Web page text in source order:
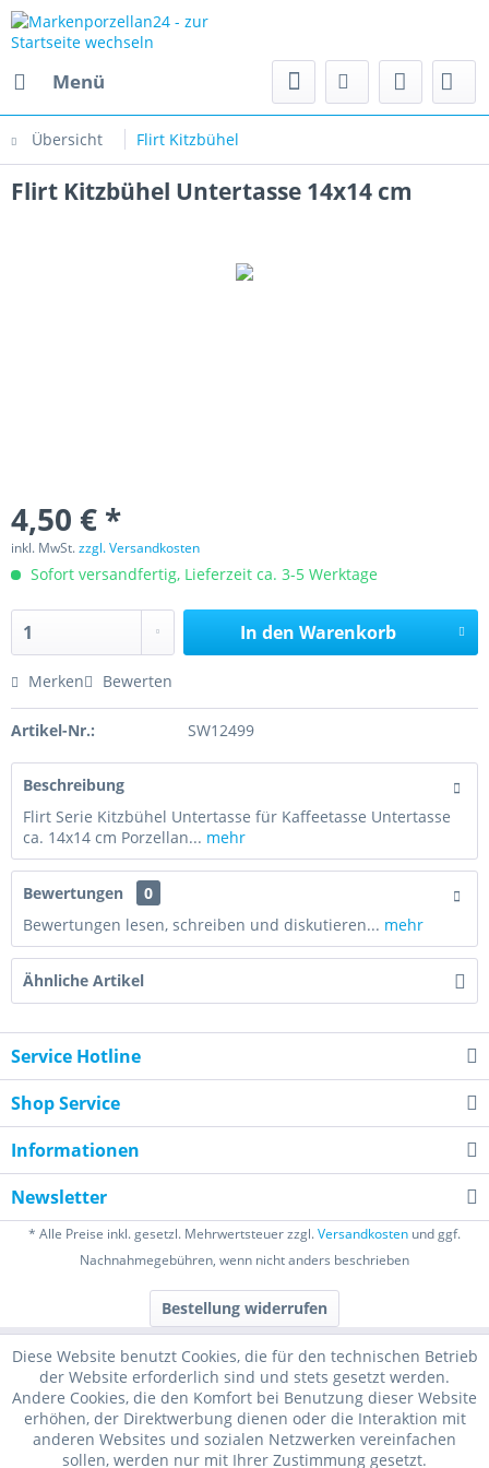
Menü
Übersicht Flirt Kitzbühel
Flirt Kitzbühel Untertasse 14x14 cm
4,50 € *
inkl. MwSt.zzgl. Versandkosten
Sofort versandfertig, Lieferzeit ca. 3-5 Werktage
In den Warenkorb
Merken Bewerten
Artikel-Nr.: SW12499
Beschreibung
Flirt Serie Kitzbühel Untertasse für Kaffeetasse Untertasse
ca. 14x14 cm Porzellan... mehr
Bewertungen
0
Bewertungen lesen, schreiben und diskutieren... mehr
Ähnliche Artikel
Service Hotline
Shop Service
Informationen
Newsletter
* Alle Preise inkl. gesetzl. Mehrwertsteuer zzgl.Versandkosten und ggf.
Nachnahmegebühren, wenn nicht anders beschrieben
Bestellung widerrufen
Diese Website benutzt Cookies, die für den technischen Betrieb
der Website erforderlich sind und stets gesetzt werden.
Andere Cookies, die den Komfort bei Benutzung dieser Website
erhöhen, der Direktwerbung dienen oder die Interaktion mit
anderen Websites und sozialen Netzwerken vereinfachen
sollen, werden nur mit Ihrer Zustimmung gesetzt.